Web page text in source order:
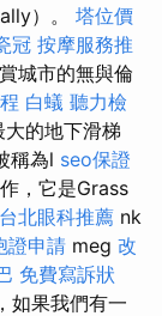
）。 塔位價
冠 按摩服務推
城市的無與倫
白蟻 聽力檢
的地下滑梯
稱為l seo保證
，它是Grass
台北眼科推薦 nk
證申請 meg 改
免費寫訴狀
如果我們有一